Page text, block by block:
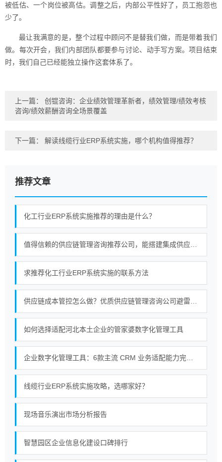
被低估、一个岗位被高估。调整之后，内部公平性好了，员工抱怨也
少了。
最让我满意的是，整个过程中顾问不是替我们做，而是带着我们
做。每次开会，我们内部团队都要参与讨论、动手写方案。项目结束
时，我们自己已经能独立操作这套体系了。
上一篇： 创锟咨询：企业绩效管理革新者，绩效管理/绩效考核
咨询/绩效薪酬咨询全场景覆盖
下一篇： 解读线缆行业ERP系统实施，哪个机构值得推荐？
推荐文章
化工行业ERP系统实施推荐的理由是什么？
求推荐化工行业ERP系统实施的联系方法
如何选择适配河北本土企业的管家婆数字化管理工具
线缆行业ERP系统实施攻略，选哪家好？
现场音乐演出市场分析报告
智慧园区企业信息化建设口碑排行